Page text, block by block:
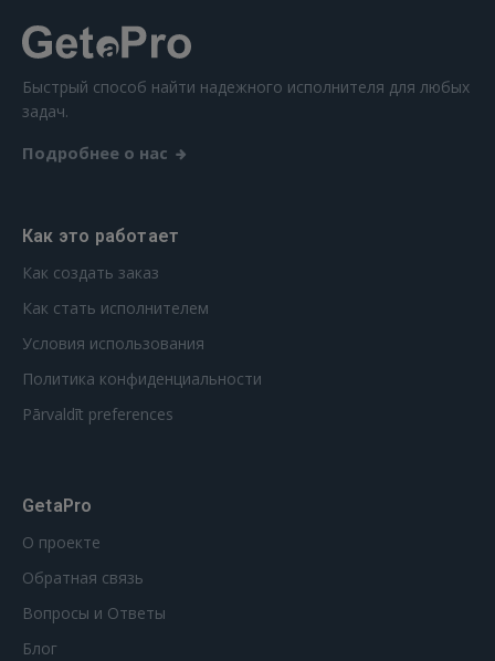
Быстрый способ найти надежного исполнителя для любых
задач.
Подробнее о нас
Как это работает
Как создать заказ
Как стать исполнителем
Условия использования
Политика конфиденциальности
Pārvaldīt preferences
GetaPro
О проекте
Обратная связь
Вопросы и Ответы
Блог